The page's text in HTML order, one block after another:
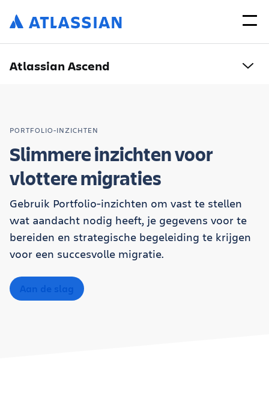
Atlassian Ascend
PORTFOLIO-INZICHTEN
Slimmere inzichten voor
vlottere migraties
Gebruik Portfolio-inzichten om vast te stellen
wat aandacht nodig heeft, je gegevens voor te
bereiden en strategische begeleiding te krijgen
voor een succesvolle migratie.
Aan de slag